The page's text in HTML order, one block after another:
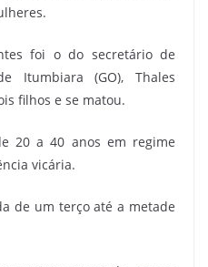
foi o do secretário de
Itumbiara (GO), Thales
filhos e se matou.
20 a 40 anos em regime
vicária.
de um terço até a metade